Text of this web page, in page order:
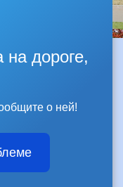
дороге,
о ней!